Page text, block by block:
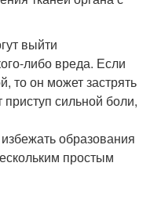
выйти
либо вреда. Если
то он может застрять
приступ сильной боли,
образования
простым